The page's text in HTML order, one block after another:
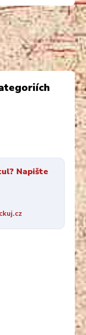
Napište